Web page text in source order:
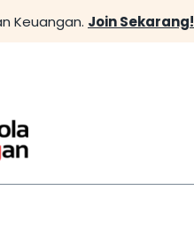
Keuangan. Join Sekarang!